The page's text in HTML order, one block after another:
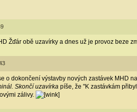
Žďár obě uzavírky a dnes už je provoz beze
o dokončení výstavby nových zastávek MHD
Skončí uzavírka píše, že "K zastávkám
zálivy.